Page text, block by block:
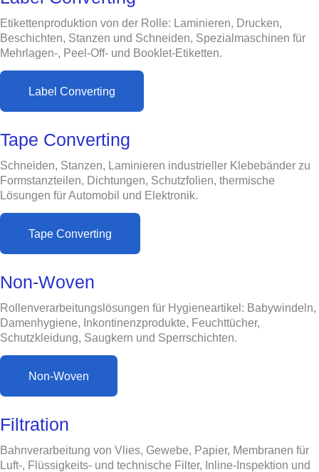
Etikettenproduktion von der Rolle: Laminieren, Drucken,
Beschichten, Stanzen und Schneiden, Spezialmaschinen für
Mehrlagen-, Peel-Off- und Booklet-Etiketten.
Label Converting
Tape Converting
Schneiden, Stanzen, Laminieren industrieller Klebebänder zu
Formstanzteilen, Dichtungen, Schutzfolien, thermische
Lösungen für Automobil und Elektronik.
Tape Converting
Non-Woven
Rollenverarbeitungslösungen für Hygieneartikel: Babywindeln,
Damenhygiene, Inkontinenzprodukte, Feuchttücher,
Schutzkleidung, Saugkern und Sperrschichten.
Non-Woven
Filtration
Bahnverarbeitung von Vlies, Gewebe, Papier, Membranen für
Luft-, Flüssigkeits- und technische Filter, Inline-Inspektion und